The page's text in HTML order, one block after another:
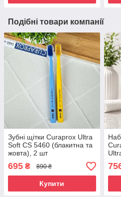
Подібні товари компанії
Зубні щітки Curaprox Ultra
Soft CS 5460 (блакитна та
жовта), 2 шт
695 ₴ 890 ₴
Купити